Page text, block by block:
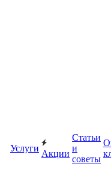
Услуги
Акции
Статьи
и
советы